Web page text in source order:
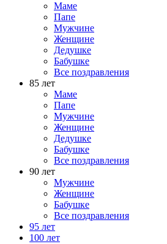
Маме
Папе
Мужчине
Женщине
Дедушке
Бабушке
Все поздравления
85 лет
Маме
Папе
Мужчине
Женщине
Дедушке
Бабушке
Все поздравления
90 лет
Мужчине
Женщине
Бабушке
Все поздравления
95 лет
100 лет